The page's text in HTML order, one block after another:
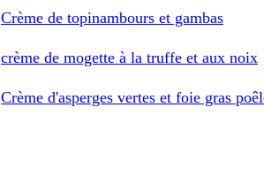
Crème de topinambours et gambas
crème de mogette à la truffe et aux noix
Crème d'asperges vertes et foie gras